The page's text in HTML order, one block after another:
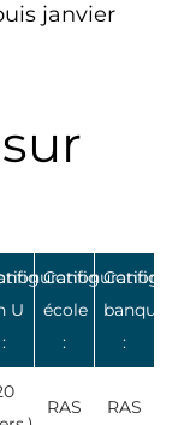
janvier
U
:
Configuration
école
:
banquet
:
RAS RAS